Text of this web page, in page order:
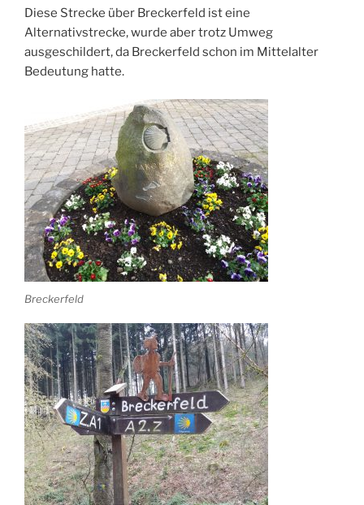
Diese Strecke über Breckerfeld ist eine
Alternativstrecke, wurde aber trotz Umweg
ausgeschildert, da Breckerfeld schon im Mittelalter
Bedeutung hatte.
Breckerfeld